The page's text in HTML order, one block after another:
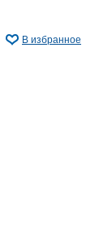
В избранное